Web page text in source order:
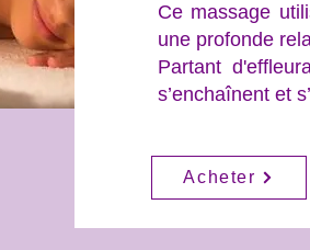
Ce massage
une profonde
Partant
s’enchaînent et
Acheter